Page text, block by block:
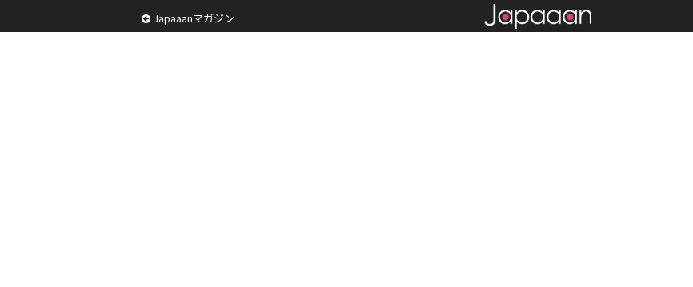
Japaaanマガジン